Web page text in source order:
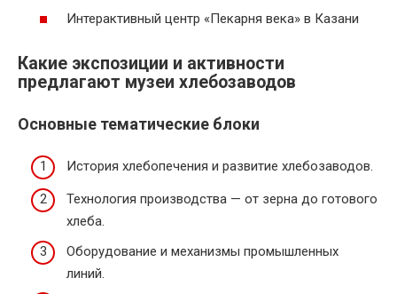
Интерактивный центр «Пекарня века» в Казани
Какие экспозиции и активности
предлагают музеи хлебозаводов
Основные тематические блоки
История хлебопечения и развитие хлебозаводов.
Технология производства — от зерна до готового
хлеба.
Оборудование и механизмы промышленных
линий.